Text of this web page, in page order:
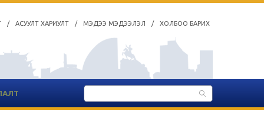
/ АСУУЛТ ХАРИУЛТ / МЭДЭЭ МЭДЭЭЛЭЛ / ХОЛБОО БАРИХ